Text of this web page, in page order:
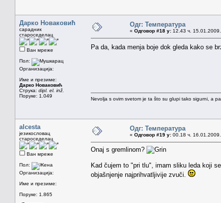
Дарко Новаковић
сарадник
староседелац
Ван мреже
Пол:
Организација:
Име и презиме:
Дарко Новаковић
Струка: dipl. el. inž.
Поруке: 1.049
Одг: Температура
« Одговор #18 у: 12.43 ч.
Pa da, kada menja boje dok gleda kako se
Nevolja s ovim svetom je ta što su glupi tako sigurni, a
alcesta
језикословац
староседелац
Ван мреже
Пол:
Организација:
Име и презиме:
Поруке: 1.865
Одг: Температура
« Одговор #19 у: 00.18 ч.
Onaj s gremlinom?
Kad čujem to "pri tlu", imam sliku leda koji
objašnjenje najprihvatljivije zvuči.